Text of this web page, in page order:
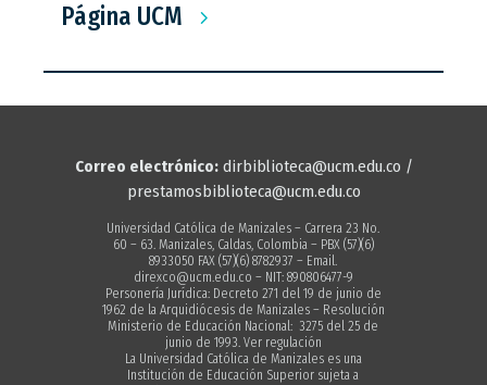
Página UCM
Correo electrónico:dirbiblioteca@ucm.edu.co /
prestamosbiblioteca@ucm.edu.co
Universidad Católica de Manizales – Carrera 23 No.
60 – 63. Manizales, Caldas, Colombia – PBX (57)(6)
8933050 FAX (57)(6) 8782937 – Email.
direxco@ucm.edu.co – NIT: 890806477-9
Personería Jurídica: Decreto 271 del 19 de junio de
1962 de la Arquidiócesis de Manizales – Resolución
Ministerio de Educación Nacional: 3275 del 25 de
junio de 1993. Ver regulación
La Universidad Católica de Manizales es una
Institución de Educación Superior sujeta a